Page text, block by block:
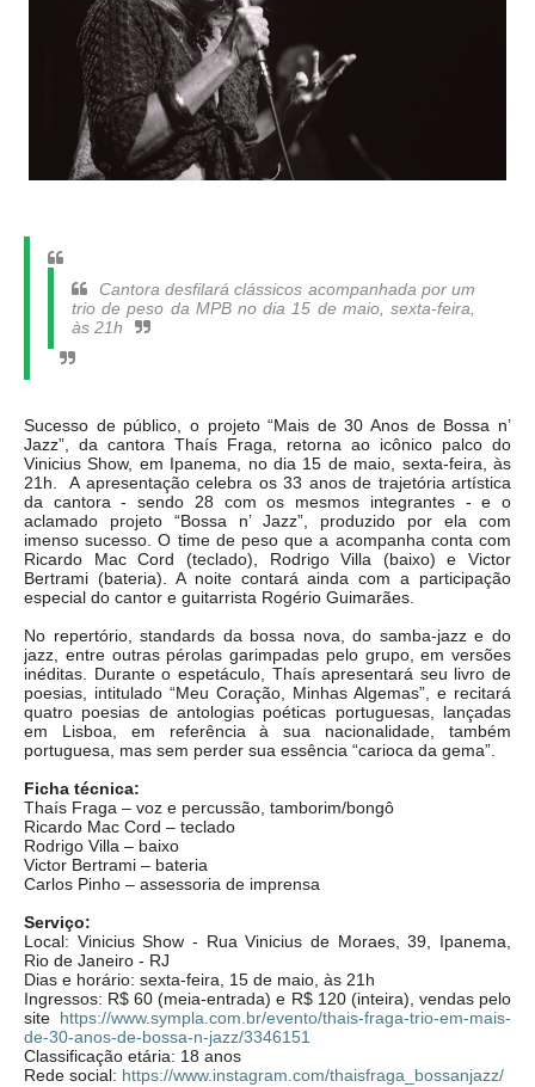
Cantora desfilará clássicos acompanhada por um
trio de peso da MPB no dia 15 de maio, sexta-feira,
às 21h
Sucesso de público, o projeto “Mais de 30 Anos de Bossa n’
Jazz”, da cantora Thaís Fraga, retorna ao icônico palco do
Vinicius Show, em Ipanema, no dia 15 de maio, sexta-feira, às
21h. A apresentação celebra os 33 anos de trajetória artística
da cantora - sendo 28 com os mesmos integrantes - e o
aclamado projeto “Bossa n’ Jazz”, produzido por ela com
imenso sucesso. O time de peso que a acompanha conta com
Ricardo Mac Cord (teclado), Rodrigo Villa (baixo) e Victor
Bertrami (bateria). A noite contará ainda com a participação
especial do cantor e guitarrista Rogério Guimarães.
No repertório, standards da bossa nova, do samba-jazz e do
jazz, entre outras pérolas garimpadas pelo grupo, em versões
inéditas. Durante o espetáculo, Thaís apresentará seu livro de
poesias, intitulado “Meu Coração, Minhas Algemas”, e recitará
quatro poesias de antologias poéticas portuguesas, lançadas
em Lisboa, em referência à sua nacionalidade, também
portuguesa, mas sem perder sua essência “carioca da gema”.
Ficha técnica:
Thaís Fraga – voz e percussão, tamborim/bongô
Ricardo Mac Cord – teclado
Rodrigo Villa – baixo
Victor Bertrami – bateria
Carlos Pinho – assessoria de imprensa
Serviço:
Local: Vinicius Show - Rua Vinicius de Moraes, 39, Ipanema,
Rio de Janeiro - RJ
Dias e horário: sexta-feira, 15 de maio, às 21h
Ingressos: R$ 60 (meia-entrada) e R$ 120 (inteira), vendas pelo
site https://www.sympla.com. br/evento/thais-fraga-trio-em-mais-
de-30-anos-de-bossa-n-jazz/3346151
Classificação etária: 18 anos
Rede social: https://www.instagram. com/thaisfraga_bossanjazz/